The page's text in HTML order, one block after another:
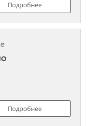
Подробнее
Подробнее